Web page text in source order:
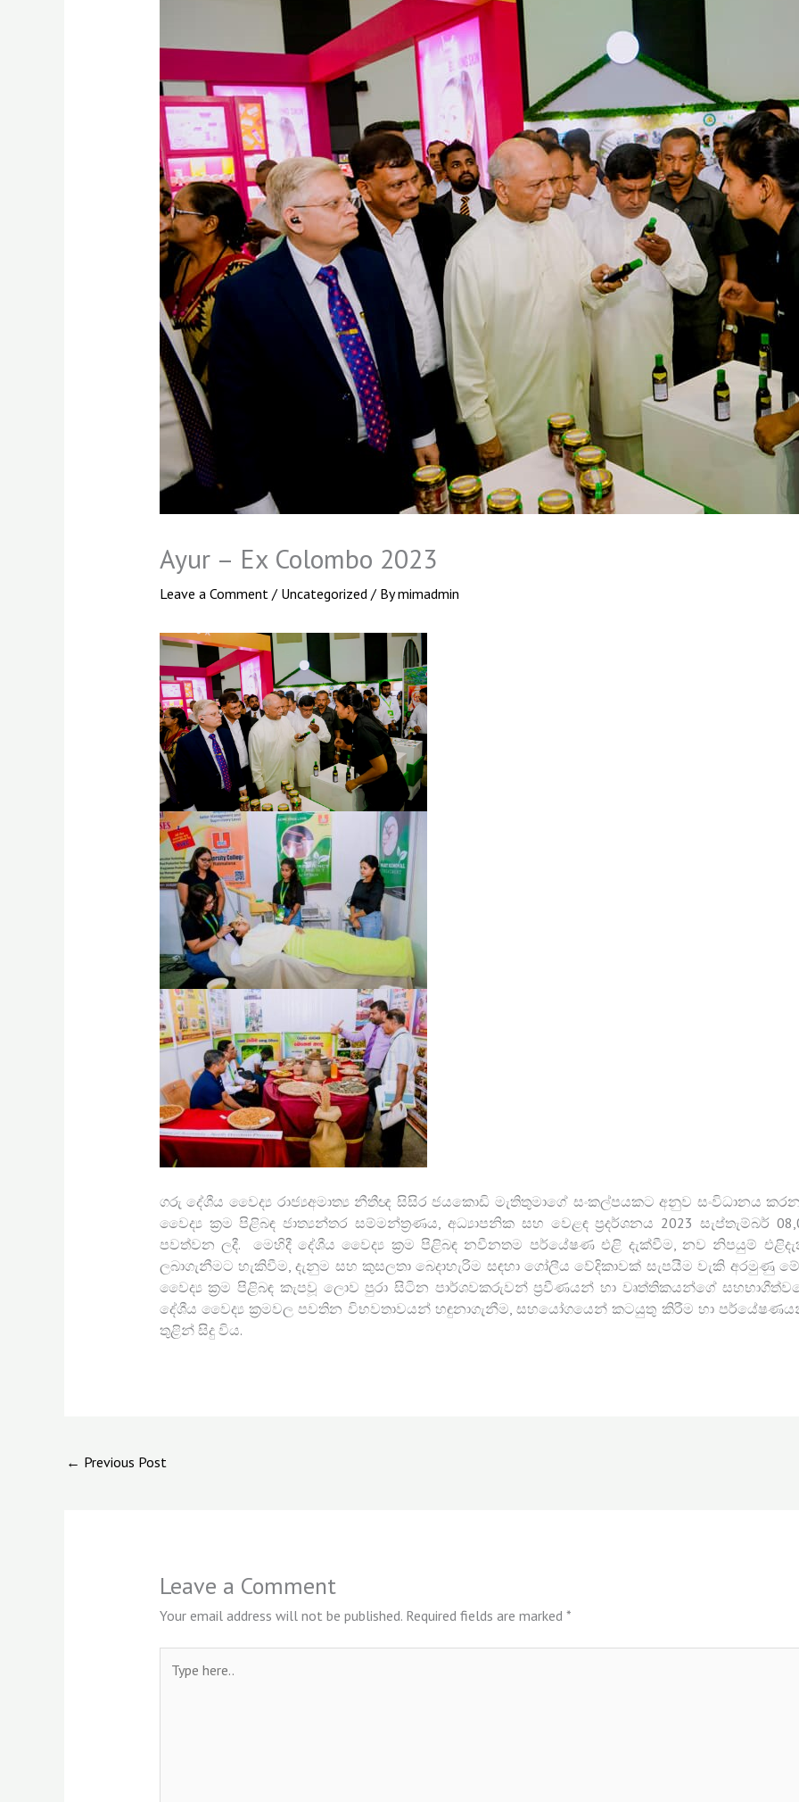
Ayur – Ex Colombo 2023
Leave a Comment / Uncategorized/ Bymimadmin
ගරු දේශීය වෛද්‍ය රාජ්‍යඅමාත්‍ය නීතීඥ සිසිර ජයකොඩි මැතිතුමාගේ සංකල්පයකට අනුව සංවිධානය කරන ලද
වෛද්‍ය ක්‍රම පිළිබඳ ජාත්‍යන්තර සම්මන්ත්‍රණය, අධ්‍යාපනික සහ වෙළඳ ප්‍රදර්ශනය 2023 සැප්තැම්බර්
පවත්වන ලදී. මෙහිදී දේශීය වෛද්‍ය ක්‍රම පිළිබඳ නවීනතම පර්යේෂණ එළි දැක්වීම, නව නිපයුම්
ලබාගැනීමට හැකිවීම, දැනුම සහ කුසලතා බෙදාහැරිම සඳහා ගෝලීය වේදිකාවක් සැපයීම වැකි අරමුණු
වෛද්‍ය ක්‍රම පිළිබඳ කැපවූ ලොව පුරා සිටින පාර්ශවකරුවන් ප්‍රවීණයන් හා වෘත්තිකයන්ගේ
දේශීය වෛද්‍ය ක්‍රමවල පවතින විභවතාවයන් හඳුනාගැනීම, සහයෝගයෙන් කටයුතු කිරීම හා
තුළින් සිදු විය.
← Previous Post
Leave a Comment
Your email address will not be published. Required fields are marked *
here..